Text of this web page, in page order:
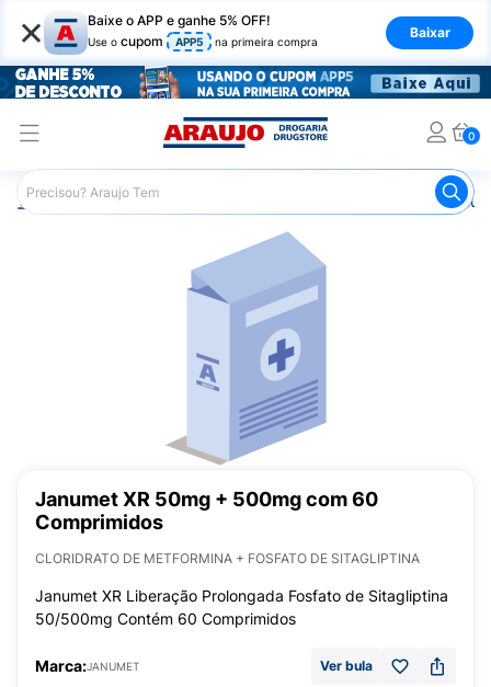
× Baixe o APP e ganhe 5% OFF!
Use o cupom APP5 na primeira compra
Baixar
0
Araujo Medicamentos
Janumet XR 50mg + 500mg com 60
Comprimidos
CLORIDRATO DE METFORMINA + FOSFATO DE SITAGLIPTINA
Janumet XR Liberação Prolongada Fosfato de Sitagliptina
50/500mg Contém 60 Comprimidos
Marca:JANUMET Ver bula